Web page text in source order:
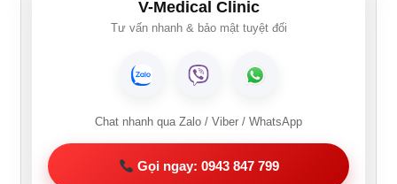
V-Medical Clinic
Tư vấn nhanh & bảo mật tuyệt đối
Chat nhanh qua Zalo / Viber / WhatsApp
Gọi ngay: 0943 847 799